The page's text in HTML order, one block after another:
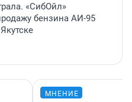
«СибОйл»
бензина АИ-95
МНЕНИЕ